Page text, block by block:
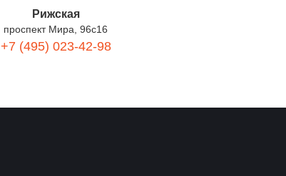
Рижская
проспект Мира, 96с16
+7 (495) 023-42-98